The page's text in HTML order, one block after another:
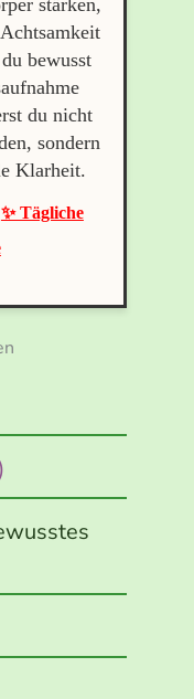
stärken,
bewusst
du nicht
sondern
Klarheit.
✨ Tägliche